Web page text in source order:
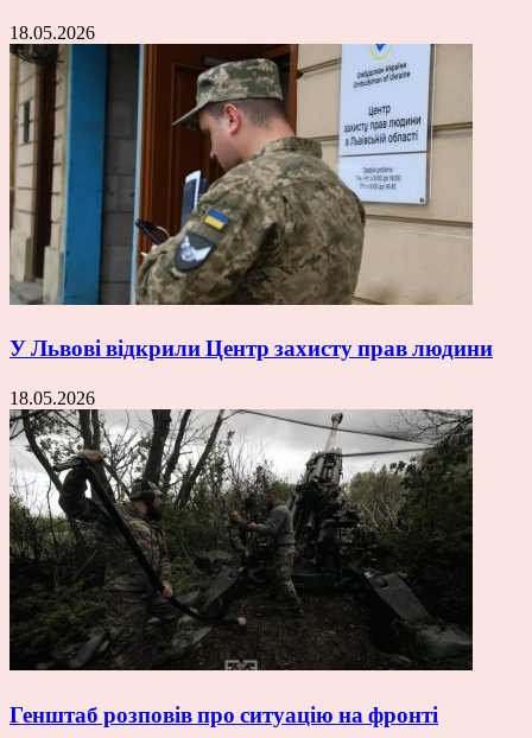
18.05.2026
У Львові відкрили Центр захисту прав людини
18.05.2026
Генштаб розповів про ситуацію на фронті